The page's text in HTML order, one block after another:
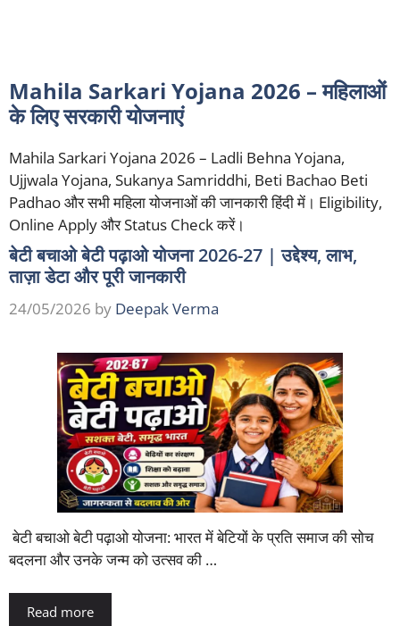
Mahila Sarkari Yojana 2026 – महिलाओं
के लिए सरकारी योजनाएं
Mahila Sarkari Yojana 2026 – Ladli Behna Yojana,
Ujjwala Yojana, Sukanya Samriddhi, Beti Bachao Beti
Padhao और सभी महिला योजनाओं की जानकारी हिंदी में। Eligibility,
Online Apply और Status Check करें।
बेटी बचाओ बेटी पढ़ाओ योजना 2026-27 | उद्देश्य, लाभ,
ताज़ा डेटा और पूरी जानकारी
24/05/2026 by Deepak Verma
बेटी बचाओ बेटी पढ़ाओ योजना: भारत में बेटियों के प्रति समाज की सोच
बदलना और उनके जन्म को उत्सव की …
Read more